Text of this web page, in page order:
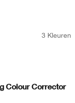
3 Kleuren
Colour Corrector